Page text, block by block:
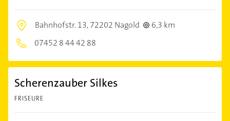
Bahnhofstr. 13,72202 Nagold
6,3 km
07452 8 44 42 88
Scherenzauber Silkes
FRISEURE